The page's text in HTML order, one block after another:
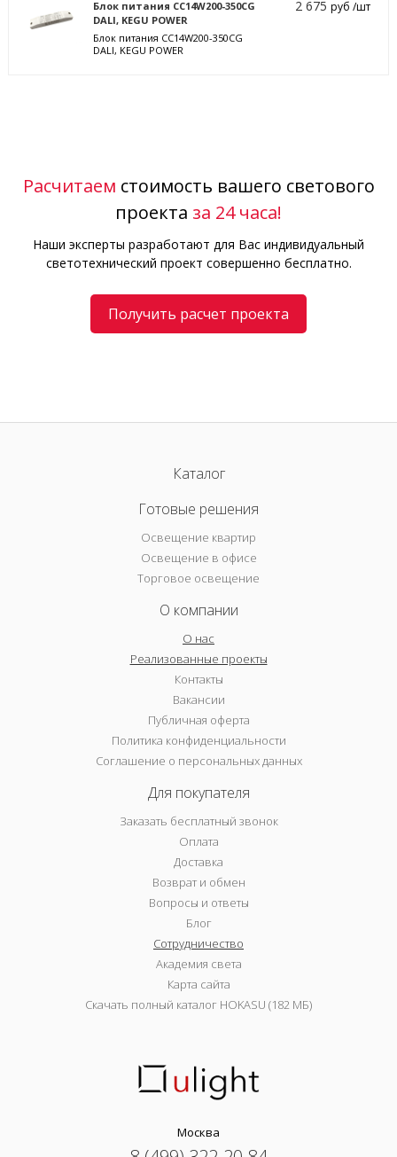
Блок питания CC14W200-350CG
DALI, KEGU POWER
Блок питания CC14W200-350CG
DALI, KEGU POWER
2 675руб /шт
Расчитаем стоимость вашего светового
проекта за 24 часа!
Наши эксперты разработают для Вас индивидуальный
светотехнический проект совершенно бесплатно.
Получить расчет проекта
Каталог
Готовые решения
Освещение квартир
Освещение в офисе
Торговое освещение
О компании
О нас
Реализованные проекты
Контакты
Вакансии
Публичная оферта
Политика конфиденциальности
Соглашение о персональных данных
Для покупателя
Заказать бесплатный звонок
Оплата
Доставка
Возврат и обмен
Вопросы и ответы
Блог
Сотрудничество
Академия света
Карта сайта
Скачать полный каталог HOKASU (182 МБ)
Москва